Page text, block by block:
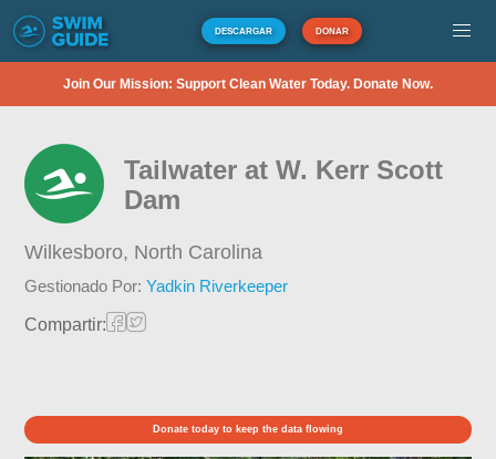
DESCARGAR DONAR
Join Our Mission: Support Clean Water Today. Donate Now.
Tailwater at W. Kerr Scott
Dam
Wilkesboro, North Carolina
Gestionado Por:Yadkin Riverkeeper
Compartir:
Donate today to keep the data flowing